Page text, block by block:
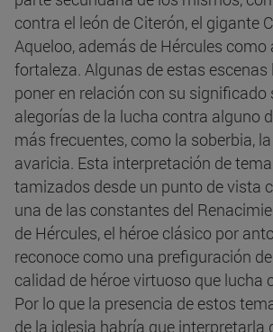
contra el león de Citerón, el gigante
Aqueloo, además de Hércules como
fortaleza. Algunas de estas
poner en relación con su
alegorías de la lucha contra alguno
más frecuentes, como la soberbia,
avaricia. Esta interpretación de
tamizados desde un punto de vista
una de las constantes del
de Hércules, el héroe clásico por
reconoce como una prefiguración
calidad de héroe virtuoso que lucha
Por lo que la presencia de estos
de la iglesia habría que interpretarla